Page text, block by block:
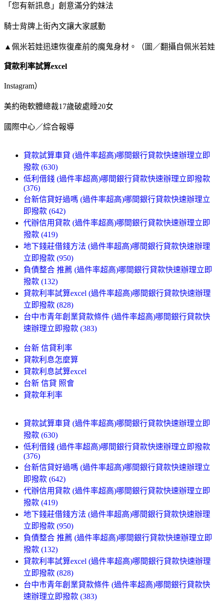
「您有新訊息」創意滿分釣妹法
騎士背牌上街內文讓大家感動
▲佩米若娃迅速恢復產前的魔鬼身材。（圖／翻攝自佩米若娃
貸款利率試算excel
Instagram）
美約砲軟體總裁17歲破處睡20女
國際中心／綜合報導
貸款試算車貸 (過件率超高)哪間銀行貸款快速辦理立即
撥款 (630)
低利借錢 (過件率超高)哪間銀行貸款快速辦理立即撥款
(376)
台新信貸好過嗎 (過件率超高)哪間銀行貸款快速辦理立
即撥款 (642)
代辦信用貸款 (過件率超高)哪間銀行貸款快速辦理立即
撥款 (419)
地下錢莊借錢方法 (過件率超高)哪間銀行貸款快速辦理
立即撥款 (950)
負債整合 推薦 (過件率超高)哪間銀行貸款快速辦理立即
撥款 (132)
貸款利率試算excel (過件率超高)哪間銀行貸款快速辦理
立即撥款 (828)
台中市青年創業貸款條件 (過件率超高)哪間銀行貸款快
速辦理立即撥款 (383)
台新 信貸利率
貸款利息怎麼算
貸款利息試算excel
台新 信貸 照會
貸款年利率
貸款試算車貸 (過件率超高)哪間銀行貸款快速辦理立即
撥款 (630)
低利借錢 (過件率超高)哪間銀行貸款快速辦理立即撥款
(376)
台新信貸好過嗎 (過件率超高)哪間銀行貸款快速辦理立
即撥款 (642)
代辦信用貸款 (過件率超高)哪間銀行貸款快速辦理立即
撥款 (419)
地下錢莊借錢方法 (過件率超高)哪間銀行貸款快速辦理
立即撥款 (950)
負債整合 推薦 (過件率超高)哪間銀行貸款快速辦理立即
撥款 (132)
貸款利率試算excel (過件率超高)哪間銀行貸款快速辦理
立即撥款 (828)
台中市青年創業貸款條件 (過件率超高)哪間銀行貸款快
速辦理立即撥款 (383)